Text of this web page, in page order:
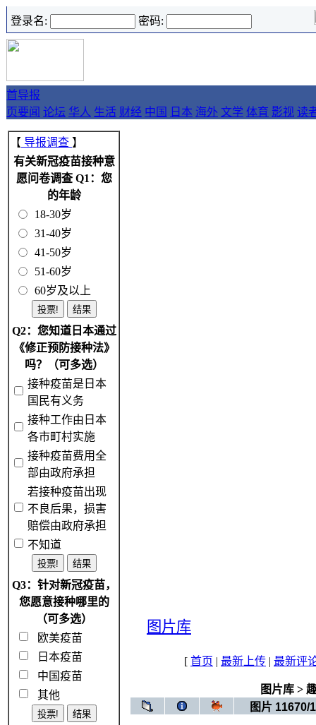
登录名: 密码:
首
页
导报
要闻 论坛 华人 生活 财经 中国 日本 海外 文学 体育 影视 读
【 导报调查 】
有关新冠疫苗接种意
愿问卷调查 Q1：您
的年龄
18-30岁
31-40岁
41-50岁
51-60岁
60岁及以上
Q2：您知道日本通过
《修正预防接种法》
吗？（可多选）
接种疫苗是日本
国民有义务
接种工作由日本
各市町村实施
接种疫苗费用全
部由政府承担
若接种疫苗出现
不良后果，损害
赔偿由政府承担
不知道
Q3：针对新冠疫苗，
您愿意接种哪里的
（可多选）
欧美疫苗
日本疫苗
中国疫苗
其他
图片库
[ 首页 | 最新上传 | 最新评
图片库>
图片 11670/